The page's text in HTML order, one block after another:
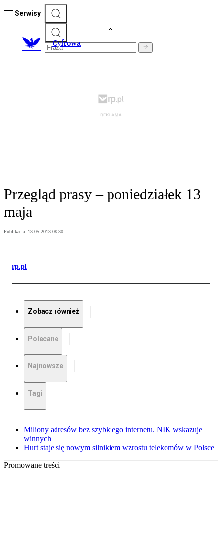
Serwisy
Cyfrowa
Przegląd prasy – poniedziałek 13
maja
Publikacja: 13.05.2013 08:30
rp.pl
Zobacz również
Polecane
Najnowsze
Tagi
Miliony adresów bez szybkiego internetu. NIK wskazuje
winnych
Hurt staje się nowym silnikiem wzrostu telekomów w Polsce
Promowane treści